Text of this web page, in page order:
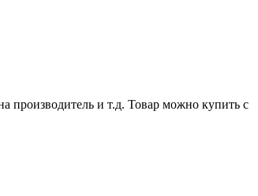
производитель и т.д. Товар можно купить с